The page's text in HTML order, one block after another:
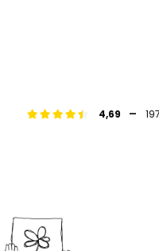
4,69 -